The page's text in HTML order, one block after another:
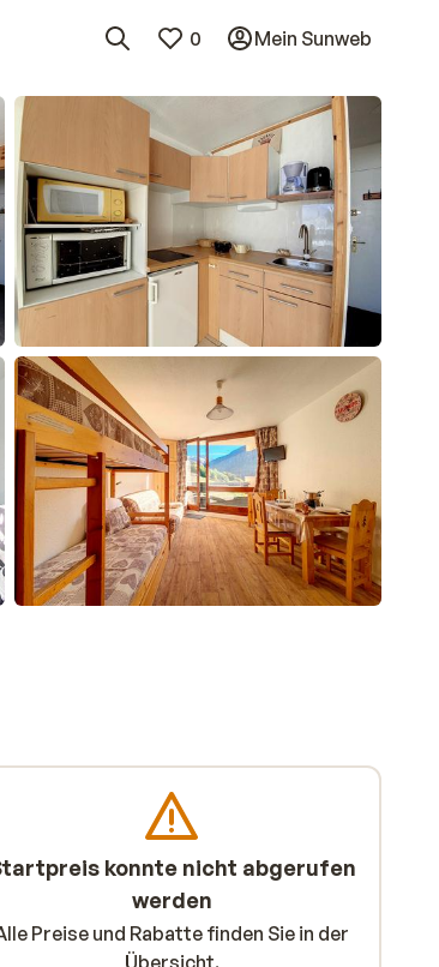
0 Mein Sunweb
konnte nicht abgerufen
werden
Preise und Rabatte finden Sie in der
Übersicht.